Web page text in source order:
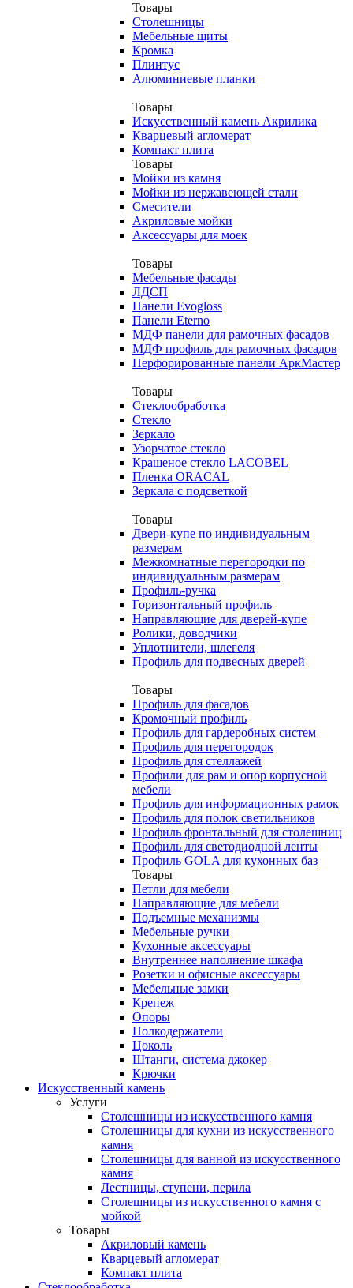
Товары
Столешницы
Мебельные щиты
Кромка
Плинтус
Алюминиевые планки
Товары
Искусственный камень Акрилика
Кварцевый агломерат
Компакт плита
Товары
Мойки из камня
Мойки из нержавеющей стали
Смесители
Акриловые мойки
Аксессуары для моек
Товары
Мебельные фасады
ЛДСП
Панели Evogloss
Панели Eterno
МДФ панели для рамочных фасадов
МДФ профиль для рамочных фасадов
Перфорированные панели АркМастер
Товары
Стеклообработка
Стекло
Зеркало
Узорчатое стекло
Крашеное стекло LACOBEL
Пленка ORACAL
Зеркала с подсветкой
Товары
Двери-купе по индивидуальным
размерам
Межкомнатные перегородки по
индивидуальным размерам
Профиль-ручка
Горизонтальный профиль
Направляющие для дверей-купе
Ролики, доводчики
Уплотнители, шлегеля
Профиль для подвесных дверей
Товары
Профиль для фасадов
Кромочный профиль
Профиль для гардеробных систем
Профиль для перегородок
Профиль для стеллажей
Профили для рам и опор корпусной
мебели
Профиль для информационных рамок
Профиль для полок светильников
Профиль фронтальный для столешниц
Профиль для светодиодной ленты
Профиль GOLA для кухонных баз
Товары
Петли для мебели
Направляющие для мебели
Подъемные механизмы
Мебельные ручки
Кухонные аксессуары
Внутреннее наполнение шкафа
Розетки и офисные аксессуары
Мебельные замки
Крепеж
Опоры
Полкодержатели
Цоколь
Штанги, система джокер
Крючки
Искусственный камень
Услуги
Столешницы из искусственного камня
Столешницы для кухни из искусственного
камня
Столешницы для ванной из искусственного
камня
Лестницы, ступени, перила
Столешницы из искусственного камня с
мойкой
Товары
Акриловый камень
Кварцевый агломерат
Компакт плита